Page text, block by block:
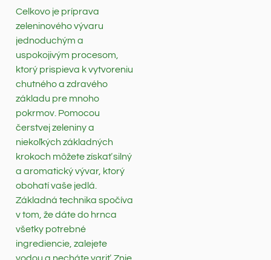
Celkovo je príprava
zeleninového vývaru
jednoduchým a
uspokojivým procesom,
ktorý prispieva k vytvoreniu
chutného a zdravého
základu pre mnoho
pokrmov. Pomocou
čerstvej zeleniny a
niekoľkých základných
krokoch môžete získať silný
a aromatický vývar, ktorý
obohatí vaše jedlá.
Základná technika spočíva
v tom, že dáte do hrnca
všetky potrebné
ingrediencie, zalejete